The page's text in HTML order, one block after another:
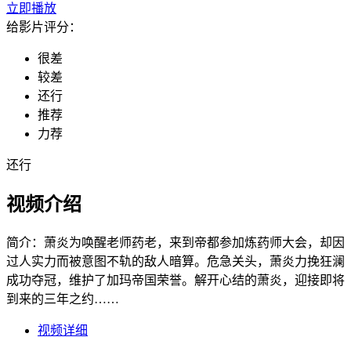
立即播放
给影片评分：
很差
较差
还行
推荐
力荐
还行
视频介绍
简介： 萧炎为唤醒老师药老，来到帝都参加炼药师大会，却因
过人实力而被意图不轨的敌人暗算。危急关头，萧炎力挽狂澜
成功夺冠，维护了加玛帝国荣誉。解开心结的萧炎，迎接即将
到来的三年之约……
视频详细